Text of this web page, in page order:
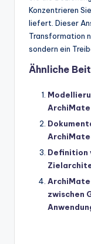
Konzentrieren
liefert. Dieser
Transformation
sondern ein
Ähnliche
ArchiMate
Definition
zwischen